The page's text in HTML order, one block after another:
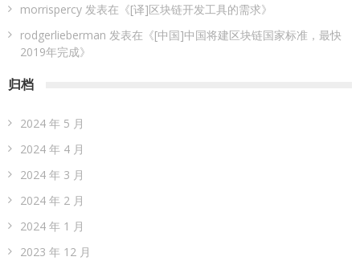
morrispercy 发表在《[译]区块链开发工具的需求》
rodgerlieberman 发表在《[中国]中国将建区块链国家标准，最快
2019年完成》
归档
2024 年 5 月
2024 年 4 月
2024 年 3 月
2024 年 2 月
2024 年 1 月
2023 年 12 月